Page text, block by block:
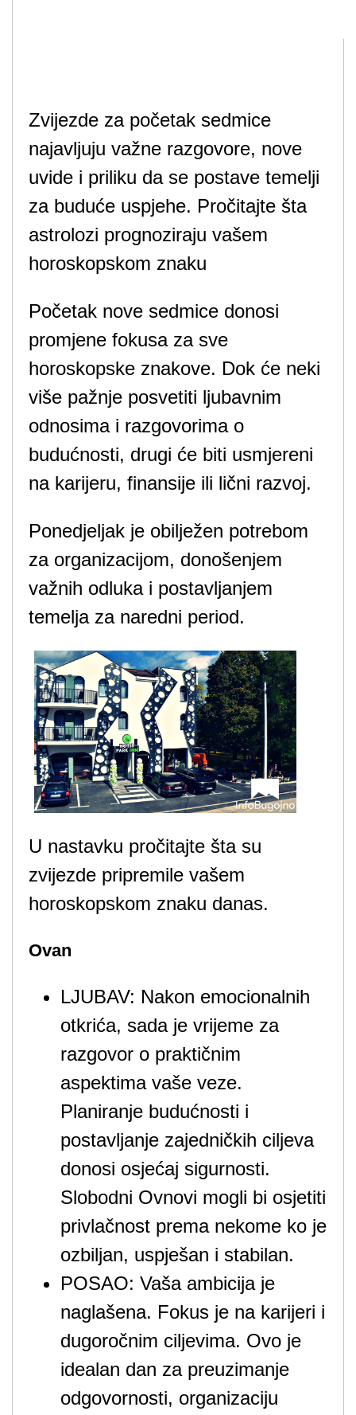
Zvijezde za početak sedmice
najavljuju važne razgovore, nove
uvide i priliku da se postave temelji
za buduće uspjehe. Pročitajte šta
astrolozi prognoziraju vašem
horoskopskom znaku
Početak nove sedmice donosi
promjene fokusa za sve
horoskopske znakove. Dok će neki
više pažnje posvetiti ljubavnim
odnosima i razgovorima o
budućnosti, drugi će biti usmjereni
na karijeru, finansije ili lični razvoj.
Ponedjeljak je obilježen potrebom
za organizacijom, donošenjem
važnih odluka i postavljanjem
temelja za naredni period.
U nastavku pročitajte šta su
zvijezde pripremile vašem
horoskopskom znaku danas.
Ovan
LJUBAV: Nakon emocionalnih
otkrića, sada je vrijeme za
razgovor o praktičnim
aspektima vaše veze.
Planiranje budućnosti i
postavljanje zajedničkih ciljeva
donosi osjećaj sigurnosti.
Slobodni Ovnovi mogli bi osjetiti
privlačnost prema nekome ko je
ozbiljan, uspješan i stabilan.
POSAO: Vaša ambicija je
naglašena. Fokus je na karijeri i
dugoročnim ciljevima. Ovo je
idealan dan za preuzimanje
odgovornosti, organizaciju